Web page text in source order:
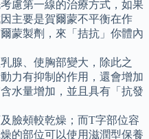
慮第一線的治療方式，如果
主要是賀爾蒙不平衡在作
蒙製劑，來「拮抗」你體內
腺、使胸部變大，除此之
力有抑制的作用，還會增加
水量增加，並且具有「抗發
臉頰較乾燥；而T字部位容
的部位可以使用滋潤型保養